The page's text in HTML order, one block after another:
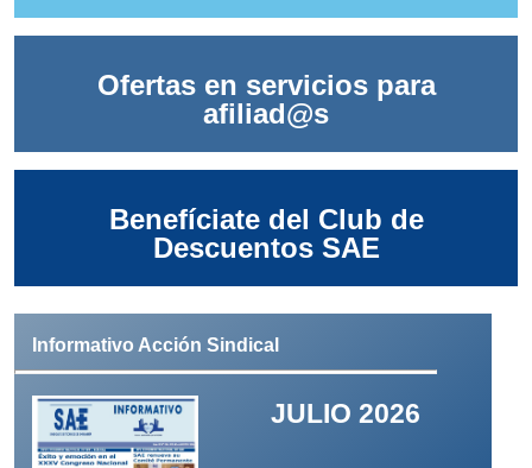
Ofertas en servicios para
afiliad@s
Benefíciate del Club de
Descuentos SAE
Informativo Acción Sindical
JULIO 2026